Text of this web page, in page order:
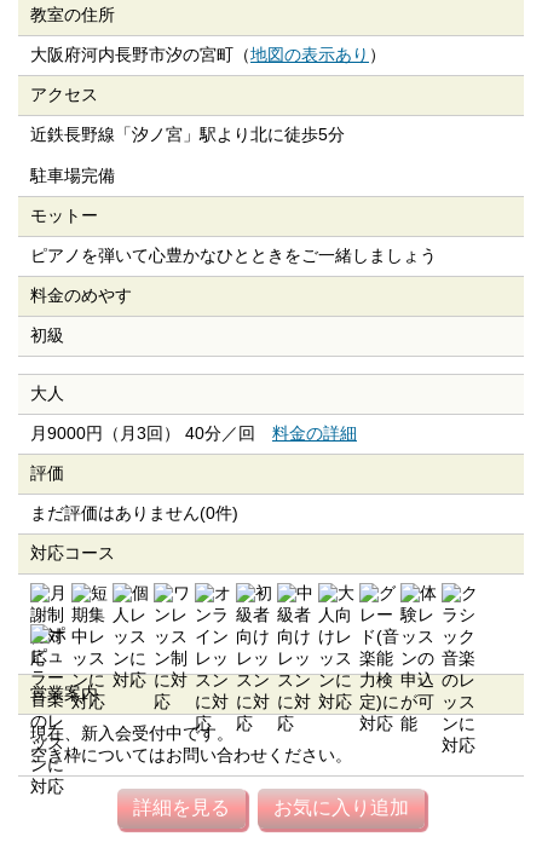
教室の住所
大阪府河内長野市汐の宮町（地図の表示あり ）
アクセス
近鉄長野線「汐ノ宮」駅より北に徒歩5分
駐車場完備
モットー
ピアノを弾いて心豊かなひとときをご一緒しましょう
料金のめやす
初級
大人
月9000円（月3回） 40分／回 料金の詳細
評価
まだ評価はありません(0件)
対応コース
営業案内
現在、新入会受付中です。
空き枠についてはお問い合わせください。
詳細を見る お気に入り追加